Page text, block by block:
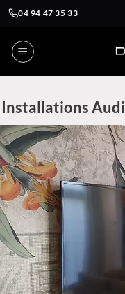
04 94 47 35 33
Installations